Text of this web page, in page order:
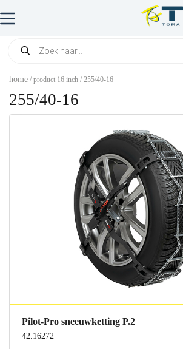
home / product 16 inch / 255/40-16
255/40-16
Pilot-Pro sneeuwketting P.2
42.16272